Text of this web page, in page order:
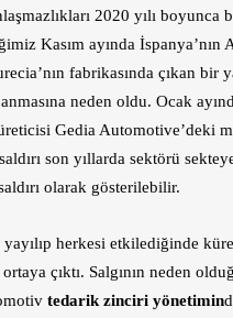
2020 yılı boyunca
Kasım ayında İspanya’nın
fabrikasında çıkan bir
neden oldu. Ocak
Gedia Automotive’deki
son yıllarda sektörü
olarak gösterilebilir.
herkesi etkilediğinde
çıktı. Salgının neden
tedarik zinciri yönetimin